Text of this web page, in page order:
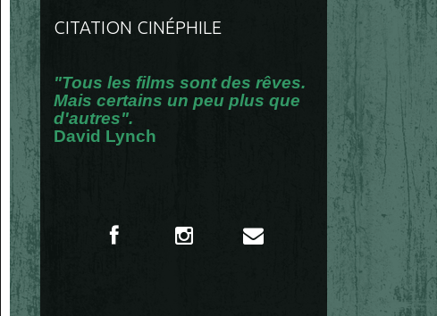
CITATION CINÉPHILE
"Tous les films sont des rêves.
Mais certains un peu plus que
d'autres".
David Lynch